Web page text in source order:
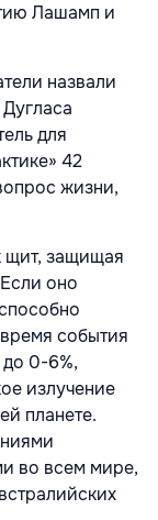
Лашамп и
назвали
для
42
жизни,
щит, защищая
оно
события
0-6%,
излучение
планете.
во всем мире,